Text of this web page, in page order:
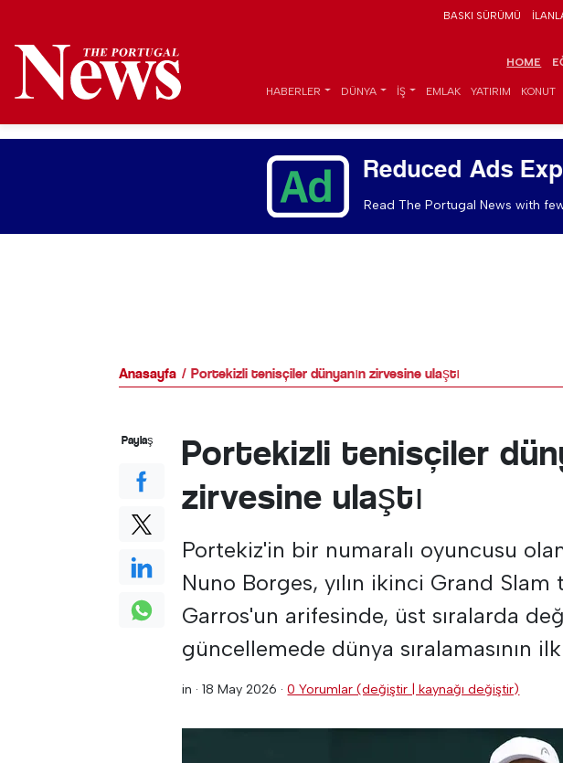
BASKI SÜRÜMÜ
HOME
HABERLER DÜNYA İŞ EMLAK YATIRIM KONUT
Reduced Ads
Read The Portugal News with
Anasayfa Portekizli tenisçiler dünyanın zirvesine ulaştı
Portekizli tenisçiler
zirvesine ulaştı
Portekiz'in bir numaralı oyuncusu
Nuno Borges, yılın ikinci Grand Slam
Garros'un arifesinde, üst sıralarda
güncellemede dünya sıralamasının
in ·18 May 2026 ·0 Yorumlar (değiştir | kaynağı değiştir)
Paylaş